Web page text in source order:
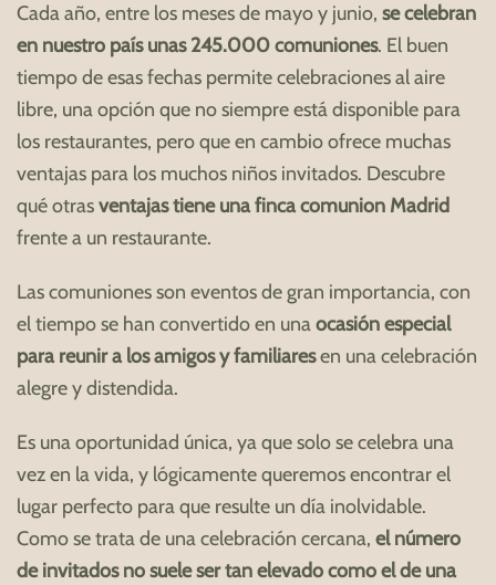
Cada año, entre los meses de mayo y junio, se celebran
en nuestro país unas 245.000 comuniones. El buen
tiempo de esas fechas permite celebraciones al aire
libre, una opción que no siempre está disponible para
los restaurantes, pero que en cambio ofrece muchas
ventajas para los muchos niños invitados. Descubre
qué otrasventajas tiene una finca comunion Madrid
frente a un restaurante.
Las comuniones son eventos de gran importancia, con
el tiempo se han convertido en unaocasión especial
para reunir a los amigos y familiaresen una celebración
alegre y distendida.
Es una oportunidad única, ya que solo se celebra una
vez en la vida, y lógicamente queremos encontrar el
lugar perfecto para que resulte un día inolvidable.
Como se trata de una celebración cercana, el número
de invitados no suele ser tan elevado como el de una